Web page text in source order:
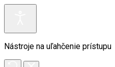
Nástroje na uľahčenie prístupu